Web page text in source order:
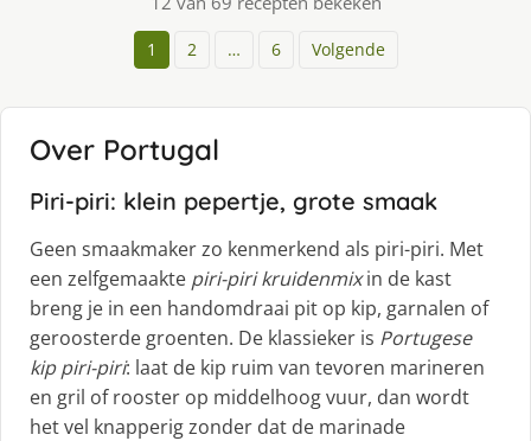
1 2 … 6 Volgende
Over Portugal
Piri-piri: klein pepertje, grote smaak
Geen smaakmaker zo kenmerkend als piri-piri. Met
een zelfgemaakte piri-piri kruidenmixin de kast
breng je in een handomdraai pit op kip, garnalen of
geroosterde groenten. De klassieker is Portugese
kip piri-piri: laat de kip ruim van tevoren marineren
en gril of rooster op middelhoog vuur, dan wordt
het vel knapperig zonder dat de marinade